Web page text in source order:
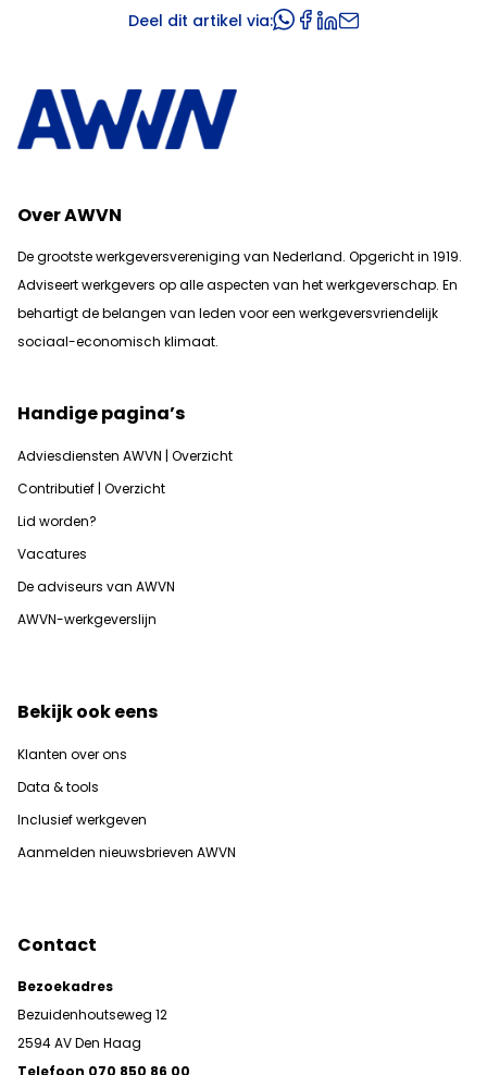
Deel dit artikel via:
Over AWVN
De grootste werkgeversvereniging van Nederland. Opgericht in 1919.
Adviseert werkgevers op alle aspecten van het werkgeverschap. En
behartigt de belangen van leden voor een werkgeversvriendelijk
sociaal-economisch klimaat.
Handige pagina’s
Adviesdiensten AWVN | Overzicht
Contributief | Overzicht
Lid worden?
Vacatures
De adviseurs van AWVN
AWVN-werkgeverslijn
Bekijk ook eens
Klanten over ons
Data & tools
Inclusief werkgeven
Aanmelden nieuwsbrieven AWVN
Contact
Bezoekadres
Bezuidenhoutseweg 12
2594 AV Den Haag